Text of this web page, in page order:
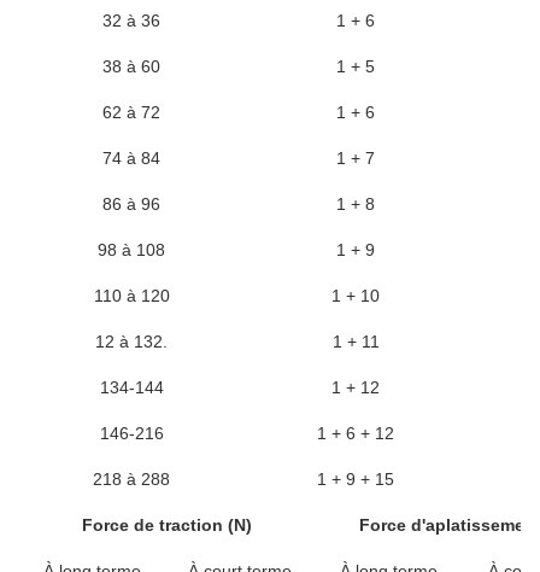
32 à 36 1 + 6
38 à 60 1 + 5
62 à 72 1 + 6
74 à 84 1 + 7
86 à 96 1 + 8
98 à 108 1 + 9
110 à 120 1 + 10
12 à 132. 1 + 11
134-144 1 + 12
146-216 1 + 6 + 12
218 à 288 1 + 9 + 15
Force de traction (N) Force